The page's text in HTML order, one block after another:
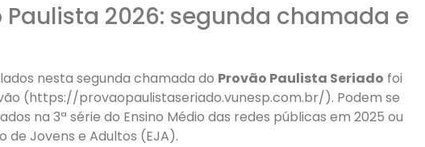
2026: segunda chamada e
nesta segunda chamada do Provão Paulista Seriado foi
(https://provaopaulistaseriado.vunesp.com.br/). Podem se
na 3ª série do Ensino Médio das redes públicas em 2025 ou
de Jovens e Adultos (EJA).